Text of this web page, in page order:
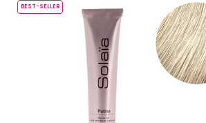
BEST-SELLER